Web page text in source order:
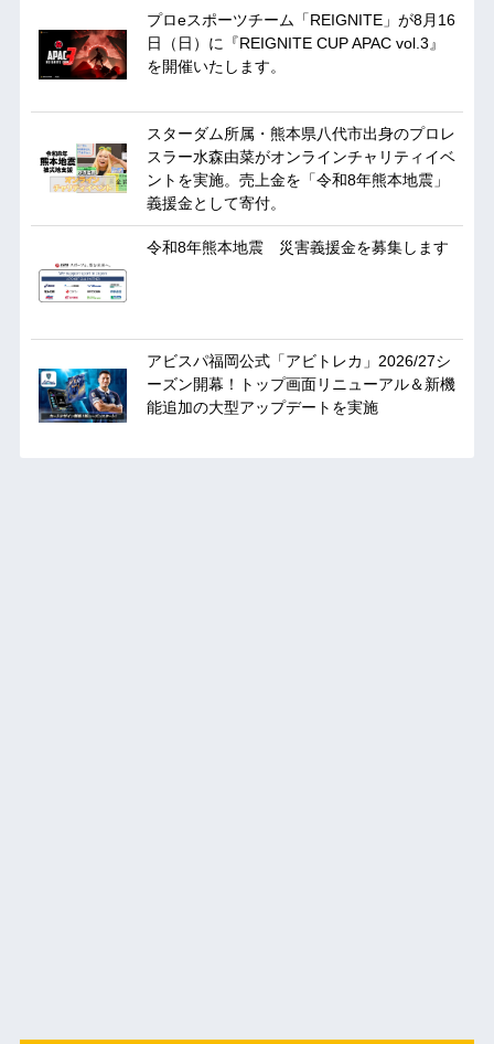
プロeスポーツチーム「REIGNITE」が8月16
日（日）に『REIGNITE CUP APAC vol.3』
を開催いたします。
スターダム所属・熊本県八代市出身のプロレ
スラー水森由菜がオンラインチャリティイベ
ントを実施。売上金を「令和8年熊本地震」
義援金として寄付。
令和8年熊本地震 災害義援金を募集します
アビスパ福岡公式「アビトレカ」2026/27シ
ーズン開幕！トップ画面リニューアル＆新機
能追加の大型アップデートを実施